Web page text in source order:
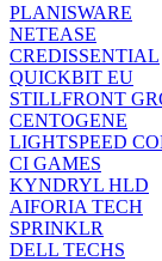
PLANISWARE
NETEASE
CREDISSENTIAL
QUICKBIT EU
STILLFRONT
CENTOGENE
LIGHTSPEED
CI GAMES
KYNDRYL HLD
AIFORIA TECH
SPRINKLR
DELL TECHS